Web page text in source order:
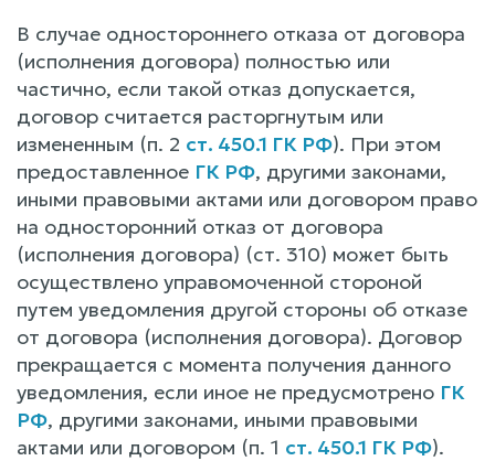
В случае одностороннего отказа от договора
(исполнения договора) полностью или
частично, если такой отказ допускается,
договор считается расторгнутым или
измененным (п. 2 ст. 450.1 ГК РФ). При этом
предоставленное ГК РФ, другими законами,
иными правовыми актами или договором право
на односторонний отказ от договора
(исполнения договора) (ст. 310) может быть
осуществлено управомоченной стороной
путем уведомления другой стороны об отказе
от договора (исполнения договора). Договор
прекращается с момента получения данного
уведомления, если иное не предусмотрено ГК
РФ, другими законами, иными правовыми
актами или договором (п. 1 ст. 450.1 ГК РФ).